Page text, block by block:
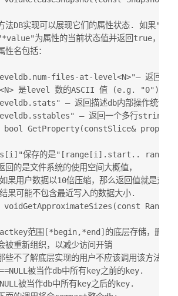
法DB实现可以展现它们的属性状态. 如果
为属性的当前状态值并返回true，
性名包括：
files-at-level<N>"– 返回
是level 数的ASCII 值 (e.g. "0").
– 返回描述db内部操作统计
– 返回一个多行string，
GetProperty(constSlice&
保存的是"[range[i].start..
的是文件系统的使用空间大概值，
用户数据以10倍压缩，那么返回值就是对
可能不包含最近写入的数据大小.
范围[*begin,*end]的底层存储，删除
重新组织，以减少访问开销
不了解底层实现的用户不应该调用该方法
被当作db中所有key之前的key.
被当作db中所有key之后的key.